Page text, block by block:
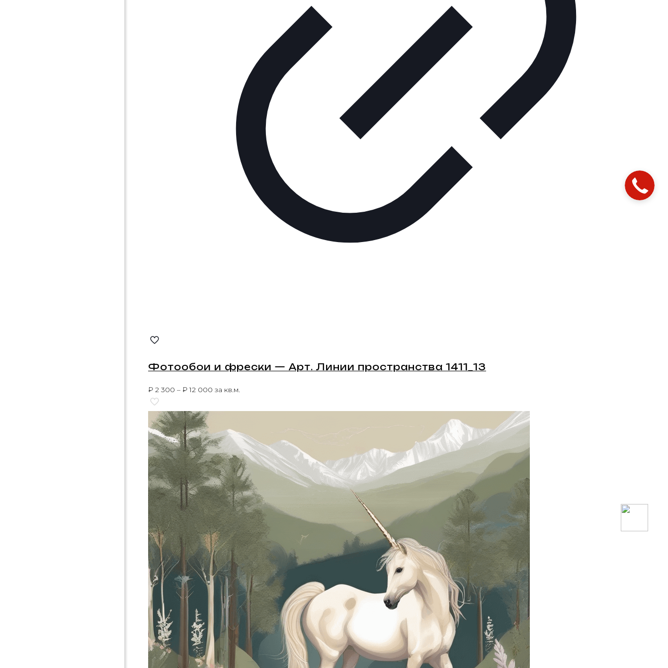
Фотообои и фрески — Арт. Линии пространства 1411_13
₽ 2 300 – ₽12 000 за кв.м.